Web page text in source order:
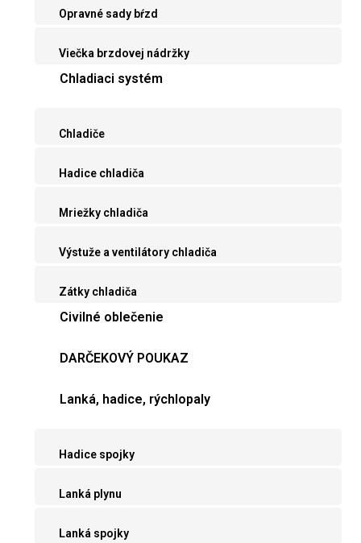
Opravné sady bŕzd
Viečka brzdovej nádržky
Chladiaci systém
Chladiče
Hadice chladiča
Mriežky chladiča
Výstuže a ventilátory chladiča
Zátky chladiča
Civilné oblečenie
DARČEKOVÝ POUKAZ
Lanká, hadice, rýchlopaly
Hadice spojky
Lanká plynu
Lanká spojky